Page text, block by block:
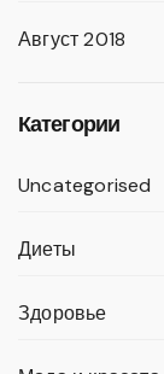
Август 2018
Категории
Uncategorised
Диеты
Здоровье